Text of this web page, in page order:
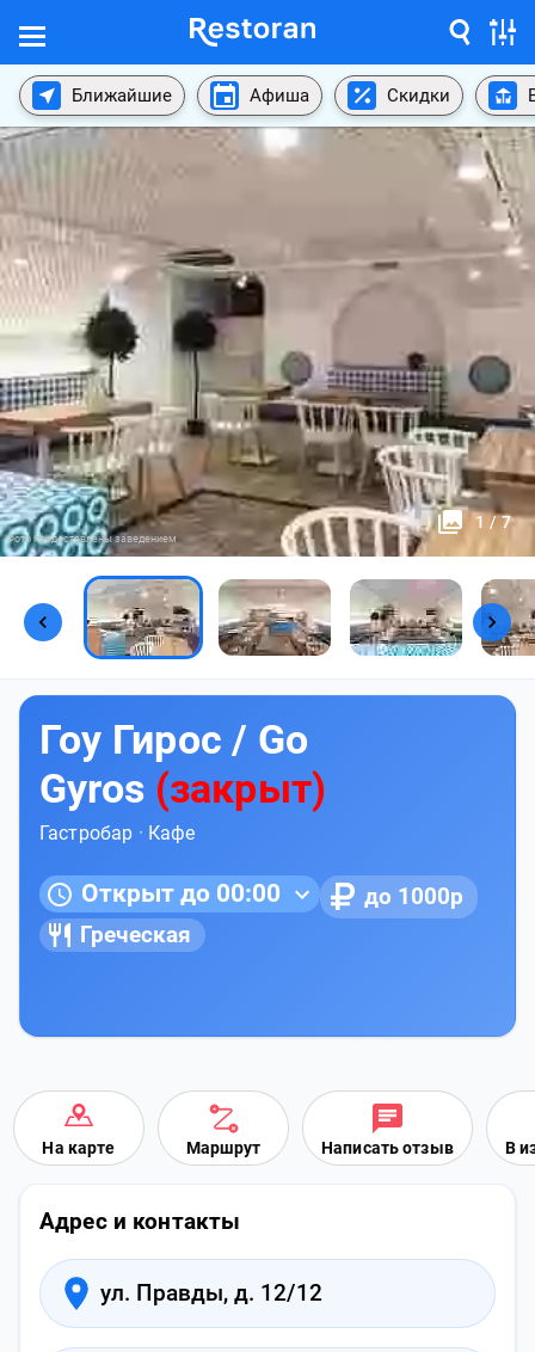
Ближайшие Афиша Скидки
1 / 7
Фото предоставлены заведением
Гоу Гирос / Go
Gyros (закрыт)
Гастробар · Кафе
Открыт до 00:00
до 1000р
Греческая
На карте Маршрут Написать отзыв В
Адрес и контакты
ул. Правды, д. 12/12